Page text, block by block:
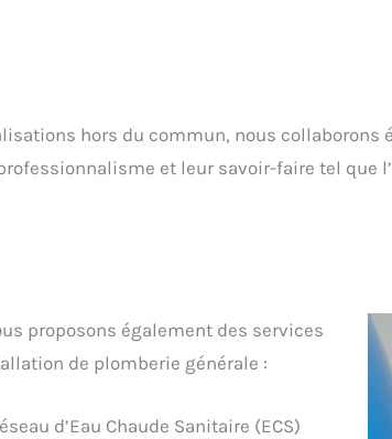
hors du commun, nous
et leur savoir-faire tel que
proposons également des services
de plomberie générale :
d’Eau Chaude Sanitaire (ECS)